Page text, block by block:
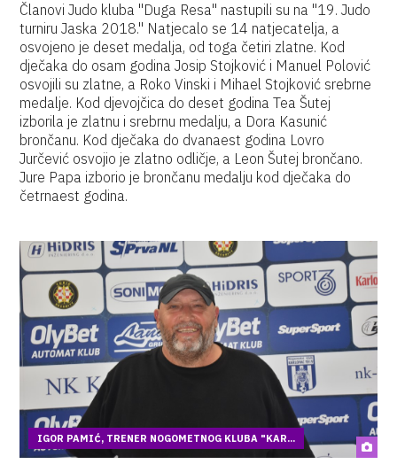
Članovi Judo kluba "Duga Resa" nastupili su na "19. Judo
turniru Jaska 2018." Natjecalo se 14 natjecatelja, a
osvojeno je deset medalja, od toga četiri zlatne. Kod
dječaka do osam godina Josip Stojković i Manuel Polović
osvojili su zlatne, a Roko Vinski i Mihael Stojković srebrne
medalje. Kod djevojčica do deset godina Tea Šutej
izborila je zlatnu i srebrnu medalju, a Dora Kasunić
brončanu. Kod dječaka do dvanaest godina Lovro
Jurčević osvojio je zlatno odličje, a Leon Šutej brončano.
Jure Papa izborio je brončanu medalju kod dječaka do
četrnaest godina.
IGOR PAMIĆ, TRENER NOGOMETNOG KLUBA "KAR...